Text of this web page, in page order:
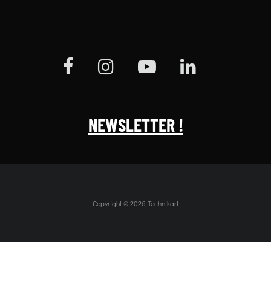
NEWSLETTER !
Copyright © 2026 Technikart